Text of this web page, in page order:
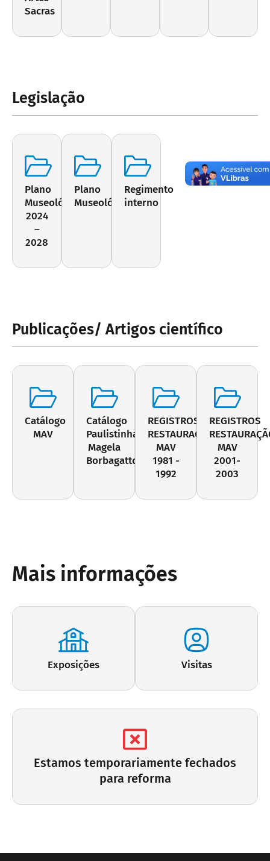
Sacras
Legislação
Plano
Museológico
2024
–
2028
Plano
Museológico
Regimento
interno
Publicações/ Artigos científico
Catálogo
MAV
Catálogo
Paulistinhas:
Magela
Borbagatto
REGISTROS
RESTAURAÇÃO
MAV
1981 -
1992
REGISTROS
MAV
2001-
2003
Mais informações
Exposições Visitas
Estamos temporariamente fechados
para reforma